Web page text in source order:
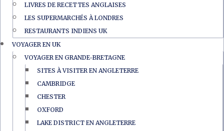
LIVRES DE RECETTES ANGLAISES
LES SUPERMARCHÉS À LONDRES
RESTAURANTS INDIENS UK
VOYAGER EN UK
VOYAGER EN GRANDE-BRETAGNE
SITES À VISITER EN ANGLETERRE
CAMBRIDGE
CHESTER
OXFORD
LAKE DISTRICT EN ANGLETERRE